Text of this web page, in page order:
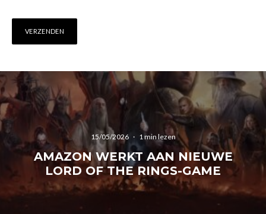
15/05/2026 · 1 min lezen
AMAZON WERKT AAN NIEUWE
LORD OF THE RINGS-GAME